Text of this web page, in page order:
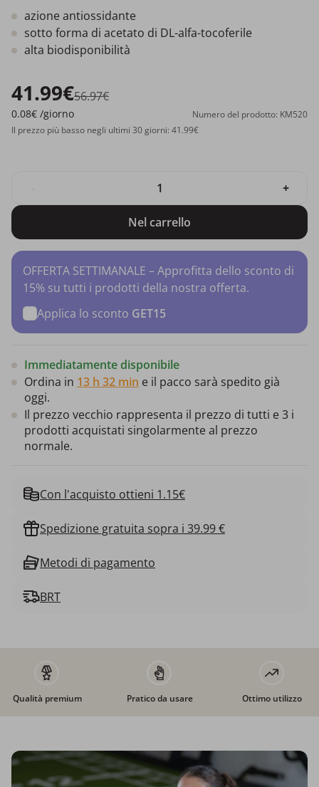
azione antiossidante
sotto forma di acetato di DL-alfa-tocoferile
alta biodisponibilità
41.99€56.97€
0.08€ /giorno
Numero del prodotto: KM520
Il prezzo più basso negli ultimi 30 giorni: 41.99€
+
Nel carrello
OFFERTA SETTIMANALE – Approfitta dello sconto di
15% su tutti i prodotti della nostra offerta.
Applica lo sconto GET15
Immediatamente disponibile
Ordina in 13 h 32 min e il pacco sarà spedito già
oggi.
Il prezzo vecchio rappresenta il prezzo di tutti e 3 i
prodotti acquistati singolarmente al prezzo
normale.
Con l'acquisto ottieni 1.15€
Spedizione gratuita sopra i 39.99 €
Metodi di pagamento
BRT
Qualità premium Pratico da usare Ottimo utilizzo